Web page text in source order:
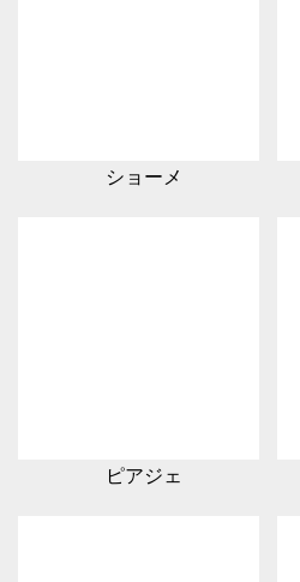
ショーメ
ピアジェ